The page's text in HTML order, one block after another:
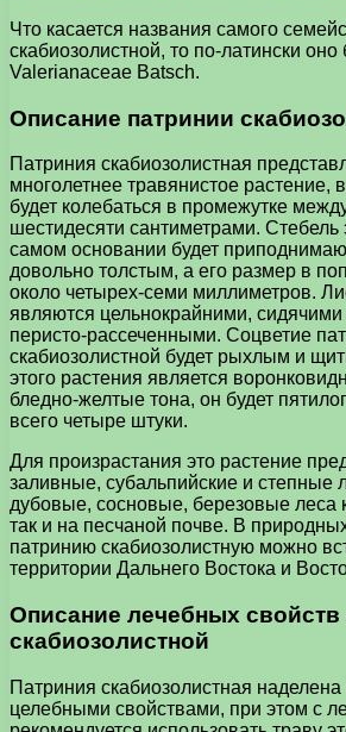
Что касается названия самого
скабиозолистной, то по-латински оно
Valerianaceae Batsch.
Описание патринии
Патриния скабиозолистная
многолетнее травянистое растение,
будет колебаться в промежутке
шестидесяти сантиметрами. Стебель
самом основании будет
довольно толстым, а его размер в
около четырех-семи миллиметров.
являются цельнокрайними,
перисто-рассеченными. Соцветие
скабиозолистной будет рыхлым и
этого растения является
бледно-желтые тона, он будет
всего четыре штуки.
Для произрастания это растение
заливные, субальпийские и степные
дубовые, сосновые, березовые леса
так и на песчаной почве. В
патринию скабиозолистную можно
территории Дальнего Востока и
Описание лечебных свойств
скабиозолистной
Патриния скабиозолистная
целебными свойствами, при этом с